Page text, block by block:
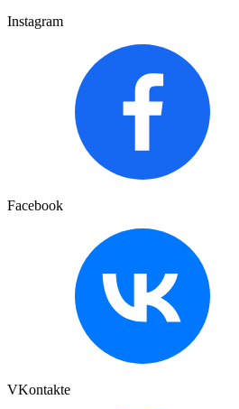
Instagram
Facebook
VKontakte